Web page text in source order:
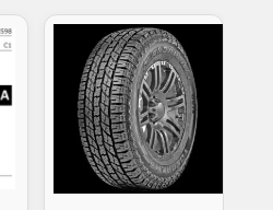
294.32 lei.
fost:
643.53 lei.